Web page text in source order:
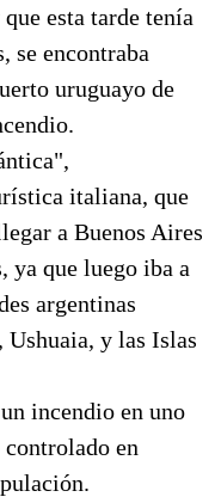
esta tarde tenía
se encontraba
uruguayo de
italiana, que
a Buenos Aires
ya que luego iba a
argentinas
Ushuaia, y las Islas
incendio en uno
controlado en